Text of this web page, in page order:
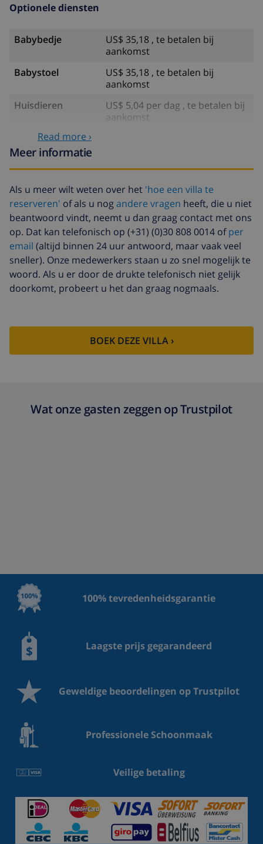
Optionele diensten
Babybedje
US$ 35,18 , te betalen bij
aankomst
Babystoel
US$ 35,18 , te betalen bij
aankomst
Huisdieren
US$ 5,04 per dag , te betalen bij
aankomst
Extra beddengoed
Extra handdoeken
US$ 8,80 per persoon , te
betalen bij aankomst
Late checkout
US$ 113,75
Extra
schoonmaak
gebaseerd op energie verbruik
(US$ 52,77/HOUR)
Annuleringsfonds:
4.80% van het totale bedrag
Read more ›
Meer informatie
Als u meer wilt weten over het 'hoe een villa te
reserveren' of als u nogandere vragen heeft, die u niet
beantwoord vindt, neemt u dan graag contact met ons
op. Dat kan telefonisch op (+31) (0)30 808 0014 ofper
email (altijd binnen 24 uur antwoord, maar vaak veel
sneller). Onze medewerkers staan u zo snel mogelijk te
woord. Als u er door de drukte telefonisch niet gelijk
doorkomt, probeert u het dan graag nogmaals.
BOEK DEZE VILLA ›
Wat onze gasten zeggen op Trustpilot
100% tevredenheidsgarantie
Laagste prijs gegarandeerd
Geweldige beoordelingen op Trustpilot
Professionele Schoonmaak
Veilige betaling